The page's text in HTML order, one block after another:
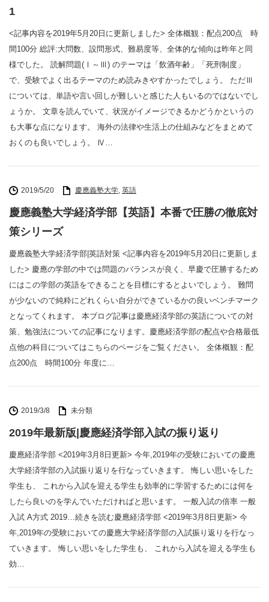
1
<記事内容を2019年5月20日に更新しました> 全体概観：配点200点 時
間100分 総評:大問数、設問形式、難易度等、全体的な傾向は昨年と同
様でした。 読解問題(Ⅰ～Ⅲ) のテーマは「飲酒年齢」「死刑制度」
で、受験でよく出るテーマのため読みきやすかったでしょう。 ただⅢ
については、単語や言い回しが難しいと感じた人もいるのではないでし
ょうか。 文章を読んでいて、状況がイメージできるかどうかというの
も大事な点になります。 海外の法律や生活上の仕組みなどをまとめて
おくのも良いでしょう。 Ⅳ…
2019/5/20 慶應義塾大学, 英語
慶應義塾大学経済学部【英語】本番で圧勝の徹底対
策シリーズ
慶應義塾大学経済学部|英語対策 <記事内容を2019年5月20日に更新しま
した> 慶應の学部の中では問題のバランスが良く、早慶で圧勝するため
にはこの学部の英語をできることを目標にするとよいでしょう。 難問
が少ないので純粋にどれくらい自分ができているかの良いベンチマーク
となってくれます。 本ブログ記事は慶應経済学部の英語についての対
策、勉強法についての記事になります。慶應経済学部の配点や合格最低
点他の科目についてはこちらのページをご覧ください。 全体概観：配
点200点 時間100分 年度に…
2019/3/8 未分類
2019年最新版|慶應経済学部入試の振り返り
慶應経済学部 <2019年3月8日更新> 今年,2019年の受験においての慶應
大学経済学部の入試振り返りを行なっていきます。 悔しい思いをした
学生も、 これから入試を迎える学生も効率的に学習するためには何を
したら良いのを学んでいただければと思います。 一般入試の倍率 一般
入試 A方式 2019…続きを読む慶應経済学部 <2019年3月8日更新> 今
年,2019年の受験においての慶應大学経済学部の入試振り返りを行なっ
ていきます。 悔しい思いをした学生も、 これから入試を迎える学生も
効…